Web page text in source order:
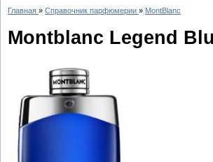
Главная » Справочник парфюмерии » MontBlanc
Montblanc Legend